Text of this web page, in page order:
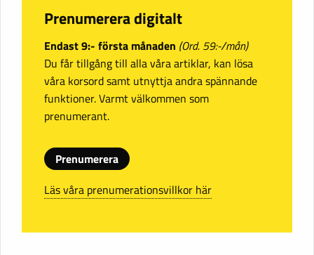
Prenumerera digitalt
Endast 9:- första månaden (Ord. 59:-/mån)
Du får tillgång till alla våra artiklar, kan lösa
våra korsord samt utnyttja andra spännande
funktioner. Varmt välkommen som
prenumerant.
Prenumerera
Läs våra prenumerationsvillkor här